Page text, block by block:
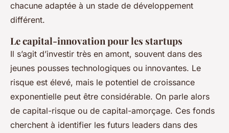
chacune adaptée à un stade de développement
différent.
Le capital-innovation pour les startups
Il s’agit d’investir très en amont, souvent dans des
jeunes pousses technologiques ou innovantes. Le
risque est élevé, mais le potentiel de croissance
exponentielle peut être considérable. On parle alors
de capital-risque ou de capital-amorçage. Ces fonds
cherchent à identifier les futurs leaders dans des